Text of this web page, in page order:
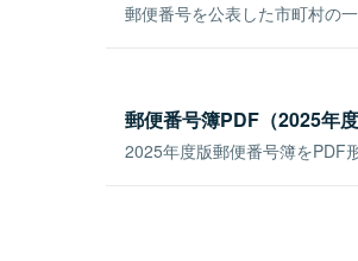
郵便番号を公表した市町村の
郵便番号簿PDF（2025年度
2025年度版郵便番号簿をPDF